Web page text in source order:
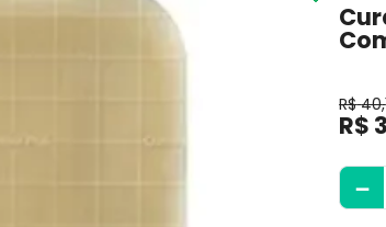
R$ 40,
R$
－